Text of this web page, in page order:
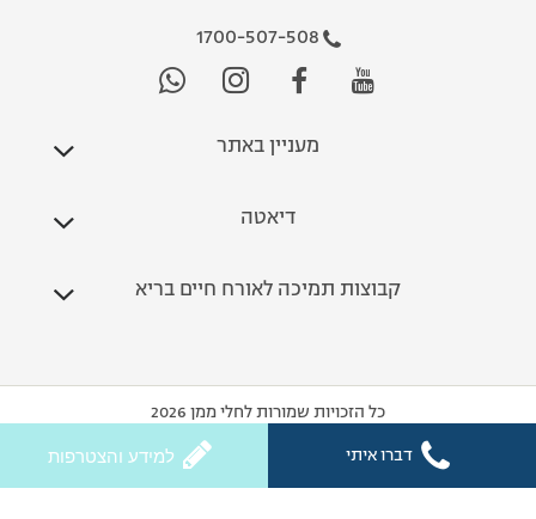
1700-507-508
מעניין באתר
דיאטה
קבוצות תמיכה לאורח חיים בריא
כל הזכויות שמורות לחלי ממן 2026
דברו איתי
למידע והצטרפות